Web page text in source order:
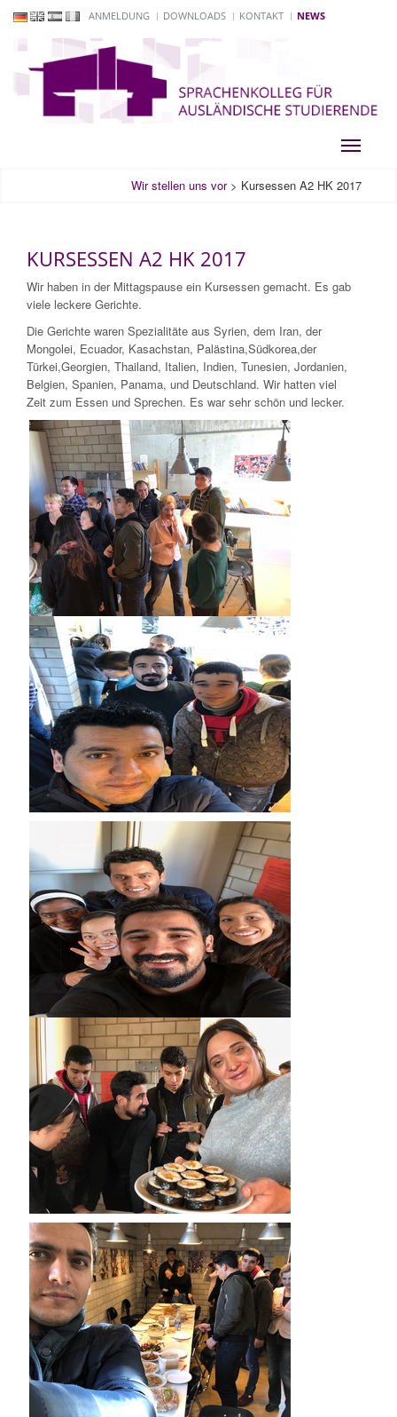
ANMELDUNG DOWNLOADS KONTAKT NEWS
Toggle
Wir stellen uns vor> Kursessen A2 HK 2017
KURSESSEN A2 HK 2017
Wir haben in der Mittagspause ein Kursessen gemacht. Es gab
viele leckere Gerichte.
Die Gerichte waren Spezialitäte aus Syrien, dem Iran, der
Mongolei, Ecuador, Kasachstan, Palästina,Südkorea,der
Türkei,Georgien, Thailand, Italien, Indien, Tunesien, Jordanien,
Belgien, Spanien, Panama, und Deutschland. Wir hatten viel
Zeit zum Essen und Sprechen. Es war sehr schön und lecker.